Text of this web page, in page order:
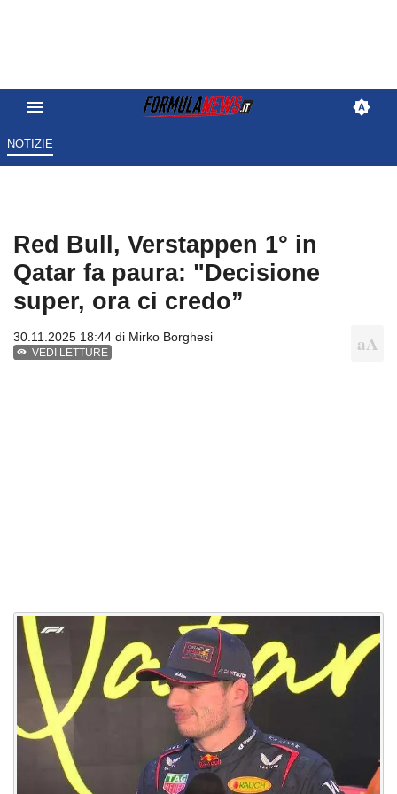
NOTIZIE
Red Bull, Verstappen 1° in
Qatar fa paura: "Decisione
super, ora ci credo”
30.11.2025 18:44 di Mirko Borghesi
VEDI LETTURE